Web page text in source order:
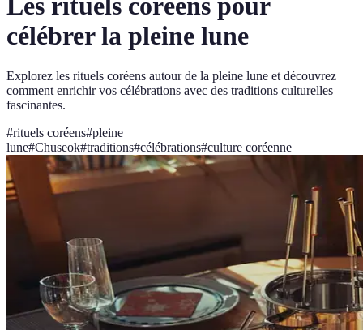
Les rituels coréens pour
célébrer la pleine lune
Explorez les rituels coréens autour de la pleine lune et découvrez
comment enrichir vos célébrations avec des traditions culturelles
fascinantes.
#rituels coréens#pleine
lune#Chuseok#traditions#célébrations#culture coréenne